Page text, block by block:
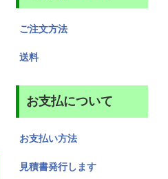
ご注文方法
送料
お支払について
お支払い方法
見積書発行します